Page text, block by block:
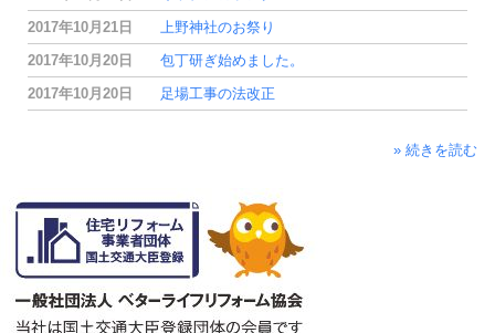
2017年10月21日
上野神社のお祭り
2017年10月20日
包丁研ぎ始めました。
2017年10月20日
足場工事の法改正
» 続きを読む